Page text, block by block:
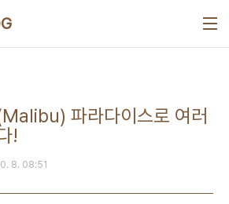
파라다이스로 여러
!
8. 08:51